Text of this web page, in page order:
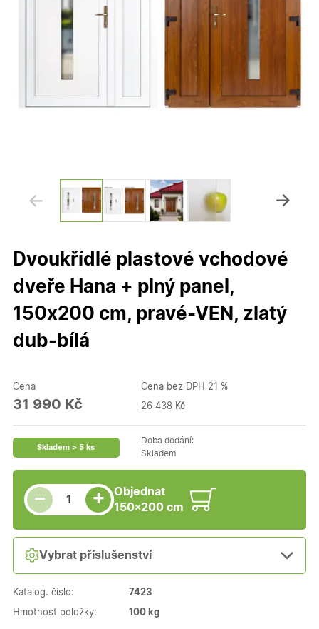
Dvoukřídlé plastové vchodové
dveře Hana + plný panel,
150x200 cm, pravé-VEN, zlatý
dub-bílá
Cena
31 990 Kč
Cena bez DPH 21 %
26 438 Kč
Skladem > 5 ks
Doba dodání:
Skladem
−
Snížit množství
Počet kusů +
Zvýšit množství
Objednat
150×200 cm
Vybrat příslušenství
Katalog. číslo: 7423
Hmotnost položky: 100 kg